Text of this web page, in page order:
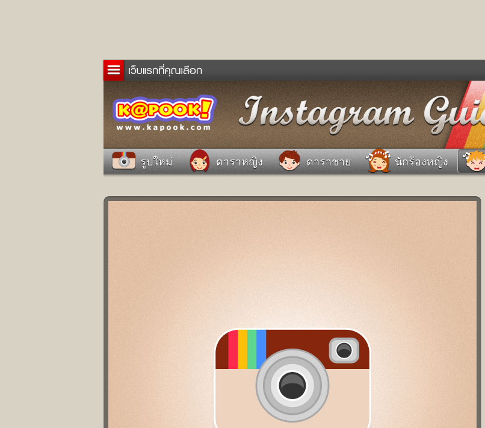
ข่าวด่วน ข่าวสั้น
ละคร
หนังใหม่
เกม
หมากรุกไทย
ดูดวง
ทำนายฝัน
ผู้ชาย
ผลบอล
dictionary
เช็คความเร็วเน็ต
รูปใหม่ ดาราหญิง ดาราชาย นักร้องหญิง